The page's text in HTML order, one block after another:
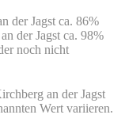
der Jagst ca. 86%
der Jagst ca. 98%
noch nicht
an der Jagst
Wert variieren.